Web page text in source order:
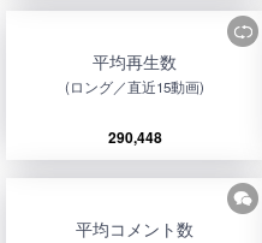
平均再生数
(ロング／直近15動画)
290,448
平均コメント数